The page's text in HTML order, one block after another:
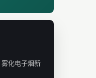
化电子烟新